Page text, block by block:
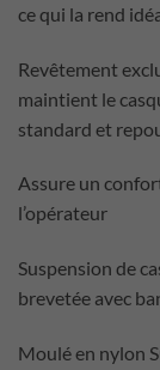
ce qui la rend
Revêtement
maintient le
standard et
Assure un
l’opérateur
Suspension de
brevetée avec
Moulé en nylon